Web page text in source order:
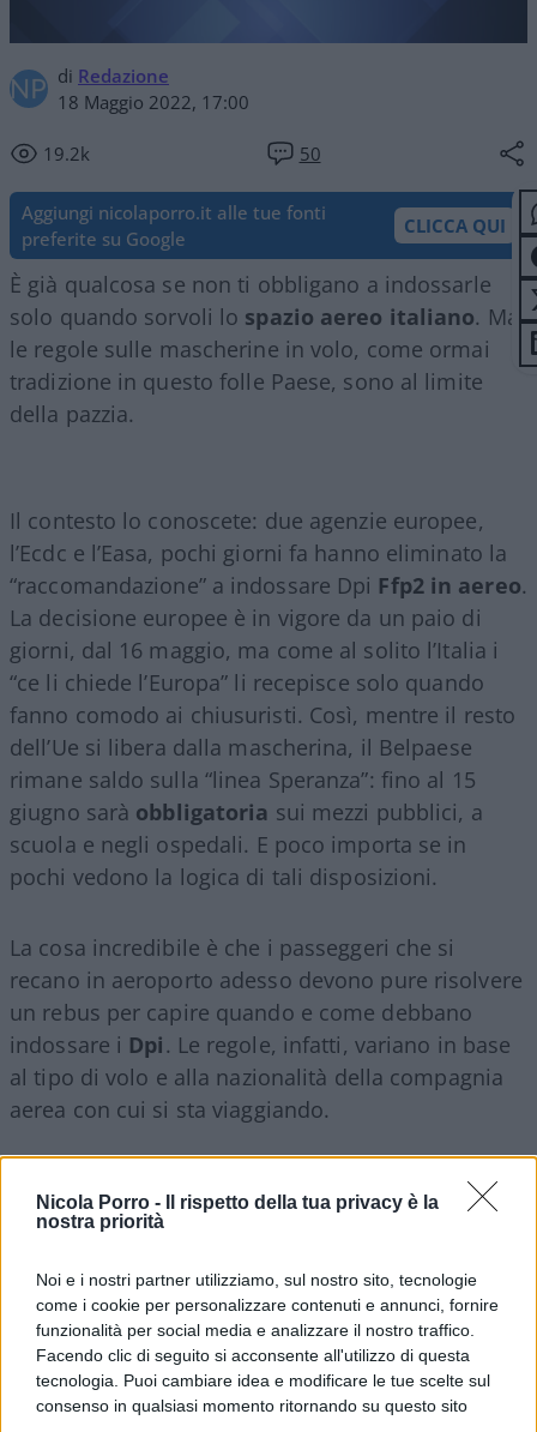
Nicola Porro -
Il rispetto della tua privacy è la
nostra priorità
Noi e i nostri partner utilizziamo, sul nostro sito, tecnologie
come i cookie per personalizzare contenuti e annunci, fornire
funzionalità per social media e analizzare il nostro traffico.
Facendo clic di seguito si acconsente all'utilizzo di questa
tecnologia. Puoi cambiare idea e modificare le tue scelte sul
consenso in qualsiasi momento ritornando su questo sito
di Redazione
18 Maggio 2022, 17:00
19.2k 50
Aggiungi nicolaporro.it alle tue fonti
preferite su Google
CLICCA QUI
È già qualcosa se non ti obbligano a indossarle
solo quando sorvoli lo spazio aereo italiano. Ma
le regole sulle mascherine in volo, come ormai
tradizione in questo folle Paese, sono al limite
della pazzia.
Il contesto lo conoscete: due agenzie europee,
l’Ecdc e l’Easa, pochi giorni fa hanno eliminato la
“raccomandazione” a indossare Dpi Ffp2 in aereo.
La decisione europee è in vigore da un paio di
giorni, dal 16 maggio, ma come al solito l’Italia i
“ce li chiede l’Europa” li recepisce solo quando
fanno comodo ai chiusuristi. Così, mentre il resto
dell’Ue si libera dalla mascherina, il Belpaese
rimane saldo sulla “linea Speranza”: fino al 15
giugno sarà obbligatoria sui mezzi pubblici, a
scuola e negli ospedali. E poco importa se in
pochi vedono la logica di tali disposizioni.
La cosa incredibile è che i passeggeri che si
recano in aeroporto adesso devono pure risolvere
un rebus per capire quando e come debbano
indossare i Dpi. Le regole, infatti, variano in base
al tipo di volo e alla nazionalità della compagnia
aerea con cui si sta viaggiando.
Enac, l’Ente nazionale che gestisce l’aviazione
spiegare il regolamento sull’uso dei Dpi. Bisogna
dunque distinguere.
Se il volo è nazionale: mascherina
obbligatoria per tutti. Nelle linee guida dell’Enac si